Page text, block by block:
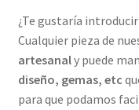
¿Te gustaría
Cualquier pieza de
artesanaly puede
diseño, gemas, etc
para que podamos